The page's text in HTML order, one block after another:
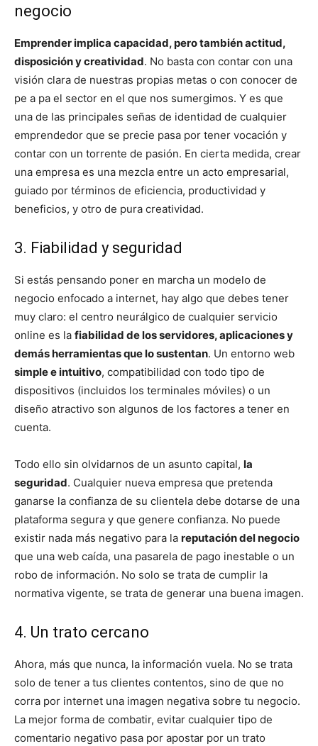
negocio
Emprender implica capacidad, pero también actitud,
disposición y creatividad. No basta con contar con una
visión clara de nuestras propias metas o con conocer de
pe a pa el sector en el que nos sumergimos. Y es que
una de las principales señas de identidad de cualquier
emprendedor que se precie pasa por tener vocación y
contar con un torrente de pasión. En cierta medida, crear
una empresa es una mezcla entre un acto empresarial,
guiado por términos de eficiencia, productividad y
beneficios, y otro de pura creatividad.
3. Fiabilidad y seguridad
Si estás pensando poner en marcha un modelo de
negocio enfocado a internet, hay algo que debes tener
muy claro: el centro neurálgico de cualquier servicio
online es la fiabilidad de los servidores, aplicaciones y
demás herramientas que lo sustentan. Un entorno web
simple e intuitivo, compatibilidad con todo tipo de
dispositivos (incluidos los terminales móviles) o un
diseño atractivo son algunos de los factores a tener en
cuenta.
Todo ello sin olvidarnos de un asunto capital, la
seguridad. Cualquier nueva empresa que pretenda
ganarse la confianza de su clientela debe dotarse de una
plataforma segura y que genere confianza. No puede
existir nada más negativo para la reputación del negocio
que una web caída, una pasarela de pago inestable o un
robo de información. No solo se trata de cumplir la
normativa vigente, se trata de generar una buena imagen.
4. Un trato cercano
Ahora, más que nunca, la información vuela. No se trata
solo de tener a tus clientes contentos, sino de que no
corra por internet una imagen negativa sobre tu negocio.
La mejor forma de combatir, evitar cualquier tipo de
comentario negativo pasa por apostar por un trato